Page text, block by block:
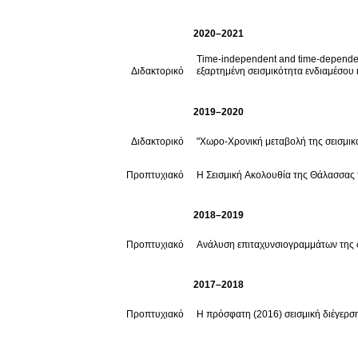
2020–2021
Διδακτορικό
Time-independent and time-
εξαρτημένη σεισμικότητα
2019–2020
Διδακτορικό "Χωρο-Χρονική μεταβολή της
Προπτυχιακό Η Σεισμική Ακολουθία της
2018–2019
Προπτυχιακό Ανάλυση επιταχυνσιογραμμάτων
2017–2018
Προπτυχιακό Η πρόσφατη (2016) σεισμική